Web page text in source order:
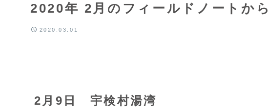
2020年 2月のフィールドノートから
2020.03.01
2月9日 宇検村湯湾